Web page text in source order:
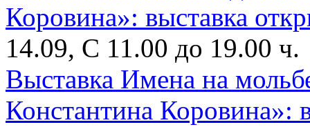
14.09, С 11.00 до 19.00 ч.
Выставка Имена на
Константина Коровина»: